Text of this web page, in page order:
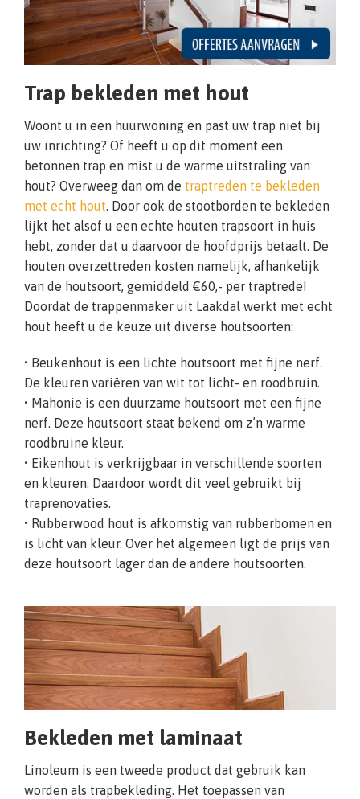
Trap bekleden met hout
Woont u in een huurwoning en past uw trap niet bij
uw inrichting? Of heeft u op dit moment een
betonnen trap en mist u de warme uitstraling van
hout? Overweeg dan om de traptreden te bekleden
met echt hout. Door ook de stootborden te bekleden
lijkt het alsof u een echte houten trapsoort in huis
hebt, zonder dat u daarvoor de hoofdprijs betaalt. De
houten overzettreden kosten namelijk, afhankelijk
van de houtsoort, gemiddeld €60,- per traptrede!
Doordat de trappenmaker uit Laakdal werkt met echt
hout heeft u de keuze uit diverse houtsoorten:
• Beukenhout is een lichte houtsoort met fijne nerf.
De kleuren variëren van wit tot licht- en roodbruin.
• Mahonie is een duurzame houtsoort met een fijne
nerf. Deze houtsoort staat bekend om z’n warme
roodbruine kleur.
• Eikenhout is verkrijgbaar in verschillende soorten
en kleuren. Daardoor wordt dit veel gebruikt bij
traprenovaties.
• Rubberwood hout is afkomstig van rubberbomen en
is licht van kleur. Over het algemeen ligt de prijs van
deze houtsoort lager dan de andere houtsoorten.
Bekleden met laminaat
Linoleum is een tweede product dat gebruik kan
worden als trapbekleding. Het toepassen van